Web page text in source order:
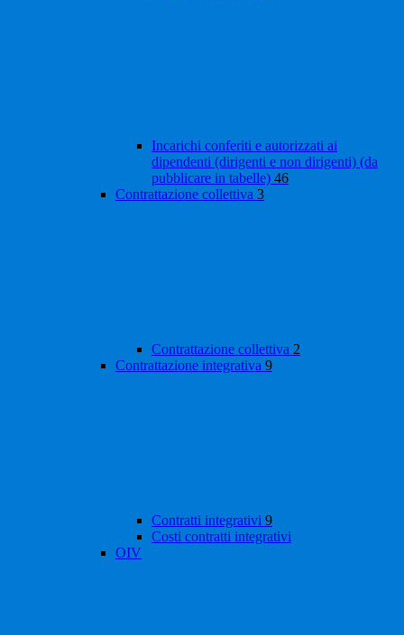
Incarichi conferiti e autorizzati ai
dipendenti (dirigenti e non dirigenti) (da
pubblicare in tabelle) 46
Contrattazione collettiva 3
Contrattazione collettiva 2
Contrattazione integrativa 9
Contratti integrativi 9
Costi contratti integrativi
OIV